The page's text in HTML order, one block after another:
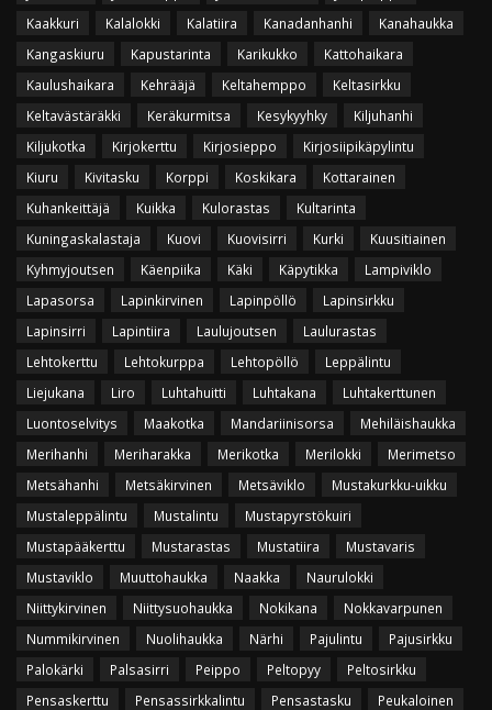
Kaakkuri
Kalalokki Kalatiira Kanadanhanhi
Kanahaukka
Kangaskiuru
Kapustarinta Karikukko
Kattohaikara
Kaulushaikara
Kehrääjä Keltahemppo
Keltasirkku
Keltavästäräkki
Keräkurmitsa Kesykyyhky
Kiljuhanhi
Kiljukotka
Kirjokerttu Kirjosieppo
Kirjosiipikäpylintu
Kiuru
Kivitasku Korppi Koskikara
Kottarainen
Kuhankeittäjä
Kuikka Kulorastas
Kultarinta
Kuningaskalastaja
Kuovi Kuovisirri Kurki
Kuusitiainen
Kyhmyjoutsen
Käenpiika Käki Käpytikka
Lampiviklo
Lapasorsa
Lapinkirvinen Lapinpöllö
Lapinsirkku
Lapinsirri
Lapintiira Laulujoutsen
Laulurastas
Lehtokerttu
Lehtokurppa Lehtopöllö
Leppälintu
Liejukana
Liro Luhtahuitti Luhtakana
Luhtakerttunen
Luontoselvitys
Maakotka Mandariinisorsa
Mehiläishaukka
Merihanhi
Meriharakka Merikotka Merilokki
Merimetso
Metsähanhi
Metsäkirvinen Metsäviklo
Mustakurkku-uikku
Mustaleppälintu
Mustalintu
Mustapyrstökuiri
Mustapääkerttu
Mustarastas Mustatiira
Mustavaris
Mustaviklo
Muuttohaukka Naakka
Naurulokki
Niittykirvinen
Niittysuohaukka Nokikana
Nokkavarpunen
Nummikirvinen
Nuolihaukka Närhi Pajulintu
Pajusirkku
Palokärki
Palsasirri Peippo Peltopyy
Peltosirkku
Pensaskerttu
Pensassirkkalintu Pensastasku
Peukaloinen